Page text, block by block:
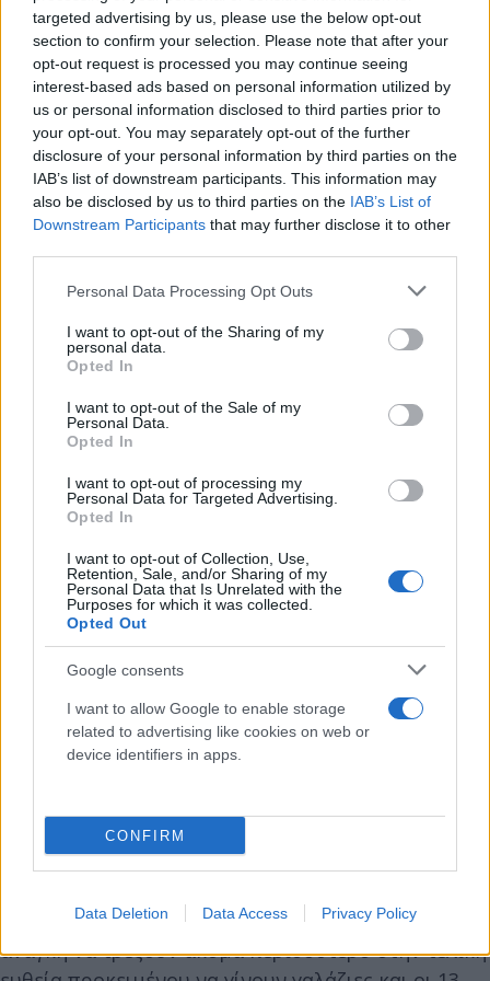
targeted advertising by us, please use the below opt-out
section to confirm your selection. Please note that after your
opt-out request is processed you may continue seeing
interest-based ads based on personal information utilized by
us or personal information disclosed to third parties prior to
your opt-out. You may separately opt-out of the further
disclosure of your personal information by third parties on the
IAB’s list of downstream participants. This information may
also be disclosed by us to third parties on the IAB’s List of
Downstream Participants that may further disclose it to other
Please note that this website/app uses one or more Google
not limited to your visit or usage behaviour. You may click to
grant or deny consent to Google and its third-party tags to
use your data for below specified purposes in below Google
consent section.
Personal Data Processing Opt Outs
I want to opt-out of the Sharing of my
personal data.
Opted In
I want to opt-out of the Sale of my
Personal Data.
Opted In
I want to opt-out of processing my
Personal Data for Targeted Advertising.
Opted In
I want to opt-out of Collection, Use,
Retention, Sale, and/or Sharing of my
Personal Data that Is Unrelated with the
Purposes for which it was collected.
Opted Out
Google consents
I want to allow Google to enable storage
related to advertising like cookies on web or
device identifiers in apps.
CONFIRM
Data Deletion Data Access Privacy Policy
Ο Κυριάκος Μητσοτάκης αναμένεται να δώσει
εκπέμψει το χρώμα με το οποίο θα βαφτεί ο
εκλογικός χάρτης σε επίπεδο Περιφερειών. Η
δεδομένη από όλους, όμως θα επιμείνει στην
ανάγκη να τρέξουν ακόμα περισσότερο στην τελική